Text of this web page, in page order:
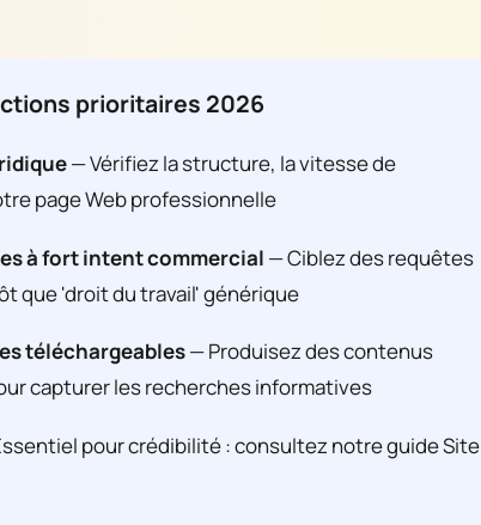
prioritaires 2026
— Vérifiez la structure, la vitesse de
page Web professionnelle
à fort intent commercial — Ciblez des requêtes
que 'droit du travail' générique
téléchargeables— Produisez des contenus
capturer les recherches informatives
pour crédibilité : consultez notre guide Site